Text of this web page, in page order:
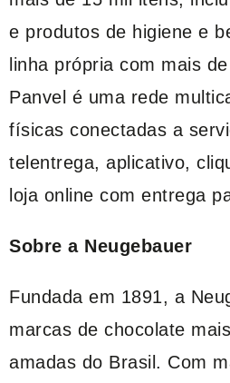
e produtos de higiene e
linha própria com mais
Panvel é uma rede
físicas conectadas a
telentrega, aplicativo,
loja online com entrega
Sobre a Neugebauer
Fundada em 1891, a
marcas de chocolate
amadas do Brasil. Com